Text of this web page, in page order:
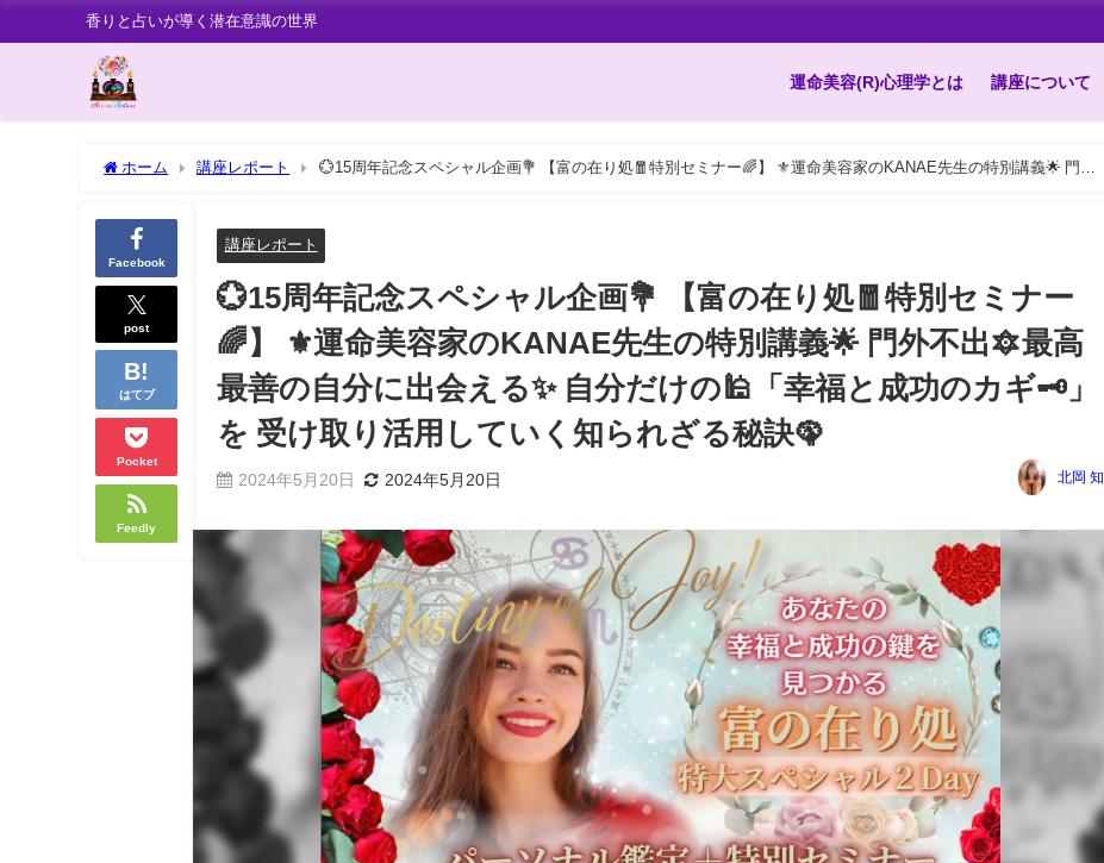
香りと占いが導く潜在意識の世界
運命美容(R)心理学とは 講座について
ホーム 講座レポート
💮15周年記念スペシャル企画💐 【富の在り処🧧特別セミナー🌈】 ⚜️運命美容家のKANAE先生の特別講義🌟 門外
Facebook
post
はてブ
Pocket
Feedly
講座レポート
💮15周年記念スペシャル企画💐 【富の在り処🧧特別セミナー
🌈】 ⚜️運命美容家のKANAE先生の特別講義🌟 門外不出🔯最高
最善の自分に出会える✨ 自分だけの🕌「幸福と成功のカギ🗝」
を 受け取り活用していく知られざる秘訣🦚
2024年5月20日 2024年5月20日 北岡 知